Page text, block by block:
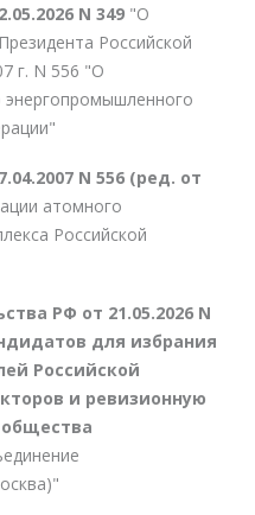
N 349 "О
Российской
г. N 556 "О
энергопромышленного
N 556 (ред. от
атомного
Российской
РФ от 21.05.2026 N
для избрания
Российской
и ревизионную